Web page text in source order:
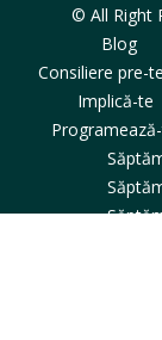
© All Right
Blog
Consiliere pre-
Implică-te